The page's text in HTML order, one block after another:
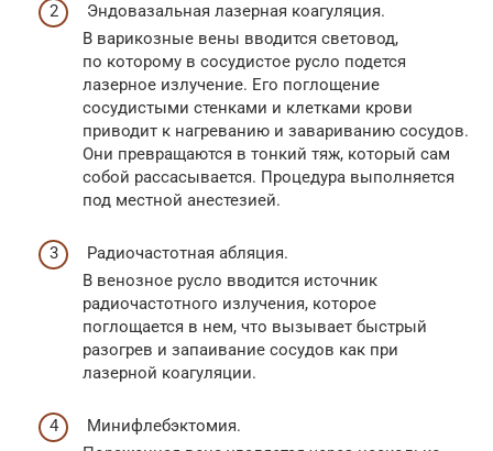
Эндовазальная лазерная коагуляция.
В варикозные вены вводится световод,
по которому в сосудистое русло подется
лазерное излучение. Его поглощение
сосудистыми стенками и клетками крови
приводит к нагреванию и завариванию сосудов.
Они превращаются в тонкий тяж, который сам
собой рассасывается. Процедура выполняется
под местной анестезией.
Радиочастотная абляция.
В венозное русло вводится источник
радиочастотного излучения, которое
поглощается в нем, что вызывает быстрый
разогрев и запаивание сосудов как при
лазерной коагуляции.
Минифлебэктомия.